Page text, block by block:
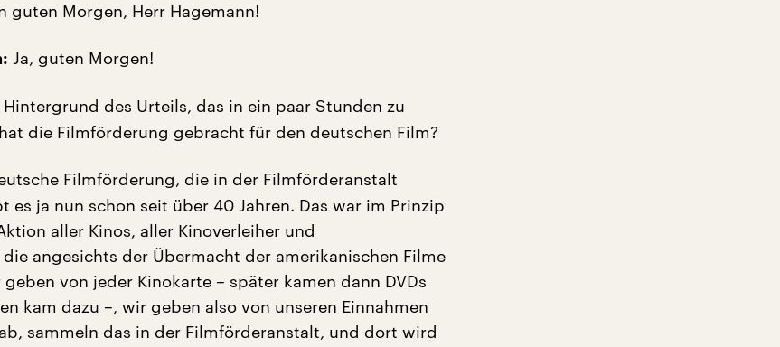
guten Morgen, Herr Hagemann!
Ja, guten Morgen!
des Urteils, das in ein paar Stunden zu
die Filmförderung gebracht für den deutschen Film?
Filmförderung, die in der Filmförderanstalt
es ja nun schon seit über 40 Jahren. Das war im Prinzip
aller Kinos, aller Kinoverleiher und
angesichts der Übermacht der amerikanischen Filme
von jeder Kinokarte – später kamen dann DVDs
kam dazu –, wir geben also von unseren Einnahmen
sammeln das in der Filmförderanstalt, und dort wird